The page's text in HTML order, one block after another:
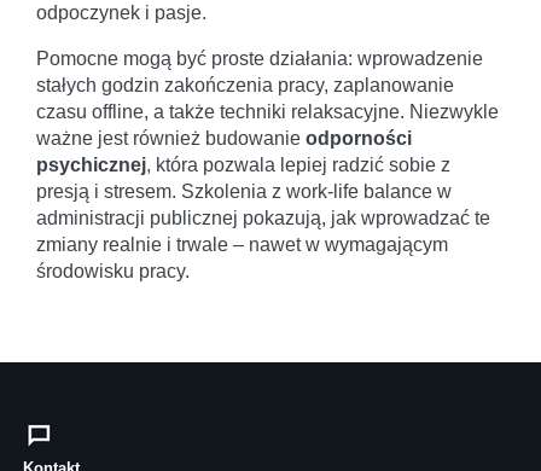
odpoczynek i pasje.
Pomocne mogą być proste działania: wprowadzenie
stałych godzin zakończenia pracy, zaplanowanie
czasu offline, a także techniki relaksacyjne. Niezwykle
ważne jest również budowanie odporności
psychicznej, która pozwala lepiej radzić sobie z
presją i stresem. Szkolenia z work-life balance w
administracji publicznej pokazują, jak wprowadzać te
zmiany realnie i trwale – nawet w wymagającym
środowisku pracy.